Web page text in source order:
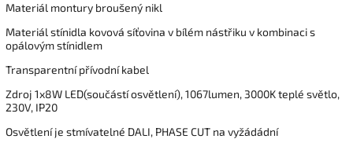
Materiál montury broušený nikl
Materiál stínidla kovová síťovina v bílém nástřiku v kombinaci s
opálovým stínidlem
Transparentní přívodní kabel
Zdroj 1x8W LED(součástí osvětlení), 1067lumen, 3000K teplé světlo,
230V, IP20
Osvětlení je stmívatelné DALI, PHASE CUT na vyžádádní